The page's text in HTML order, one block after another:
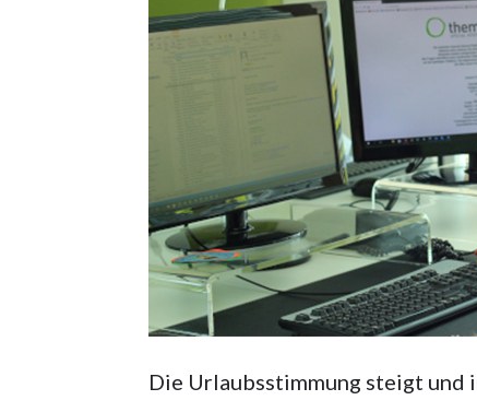
Die Urlaubsstimmung steigt und